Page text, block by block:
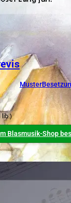
Muster
lib.)
Blasmusik-Shop